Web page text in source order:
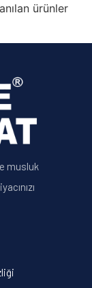
ürünler
musluk